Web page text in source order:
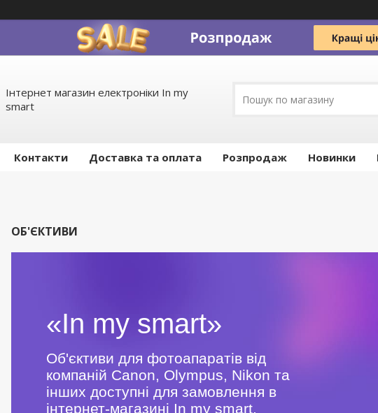
Інтернет магазин електроніки In my
smart
Контакти Доставка та оплата Pозпродаж Новинки
ОБ'ЄКТИВИ
«In my smart»
Об'єктиви для фотоапаратів від
компаній Canon, Olympus, Nikon та
інших доступні для замовлення в
інтернет-магазині In my smart.